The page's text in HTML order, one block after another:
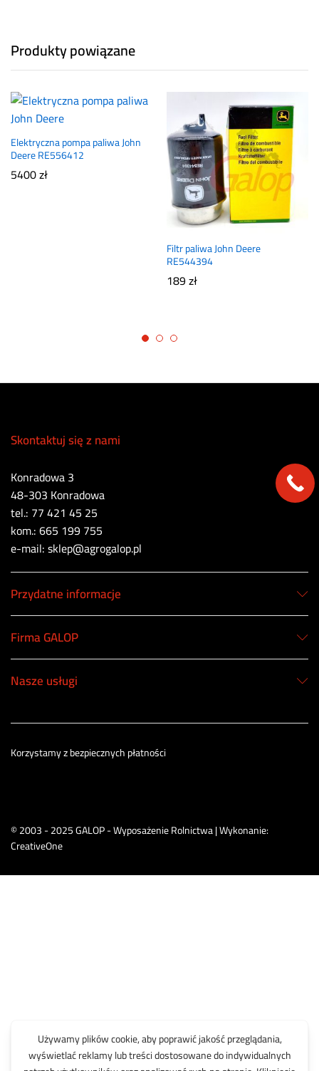
Produkty powiązane
Elektryczna pompa paliwa John
Deere RE556412
5400zł
Filtr paliwa John Deere
RE544394
189zł
Skontaktuj się z nami
Konradowa 3
48-303 Konradowa
tel.: 77 421 45 25
kom.: 665 199 755
e-mail: sklep@agrogalop.pl
Przydatne informacje
Firma GALOP
Nasze usługi
© 2003 - 2025 GALOP - Wyposażenie Rolnictwa | Wykonanie:
CreativeOne
Korzystamy z bezpiecznych płatności